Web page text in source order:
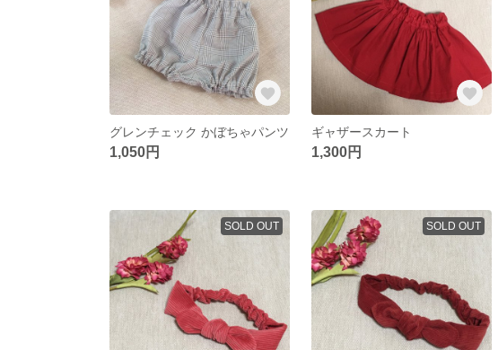
グレンチェック かぼちゃパンツ
1,050円
ギャザースカート
1,300円
SOLD OUT SOLD OUT